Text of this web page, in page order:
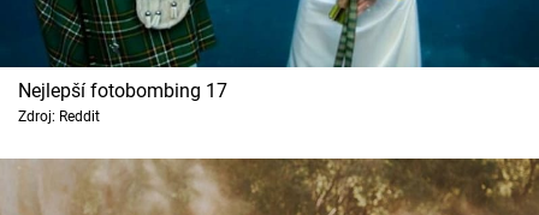
Nejlepší fotobombing 17
Zdroj: Reddit